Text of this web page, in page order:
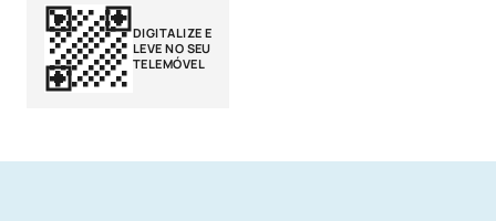
DIGITALIZE E
LEVE NO SEU
TELEMÓVEL